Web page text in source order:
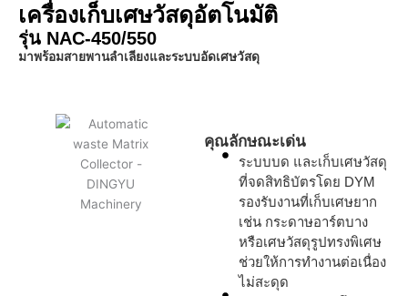
เครื่องเก็บเศษวัสดุอัตโนมัติ
รุ่น NAC-450/550
มาพร้อมสายพานลำเลียงและระบบอัดเศษวัสดุ
คุณลักษณะเด่น
ระบบบด และเก็บเศษวัสดุ
ที่จดสิทธิบัตรโดย DYM
รองรับงานที่เก็บเศษยาก
เช่น กระดาษอาร์ตบาง
หรือเศษวัสดุรูปทรงพิเศษ
ช่วยให้การทำงานต่อเนื่อง
ไม่สะดุด